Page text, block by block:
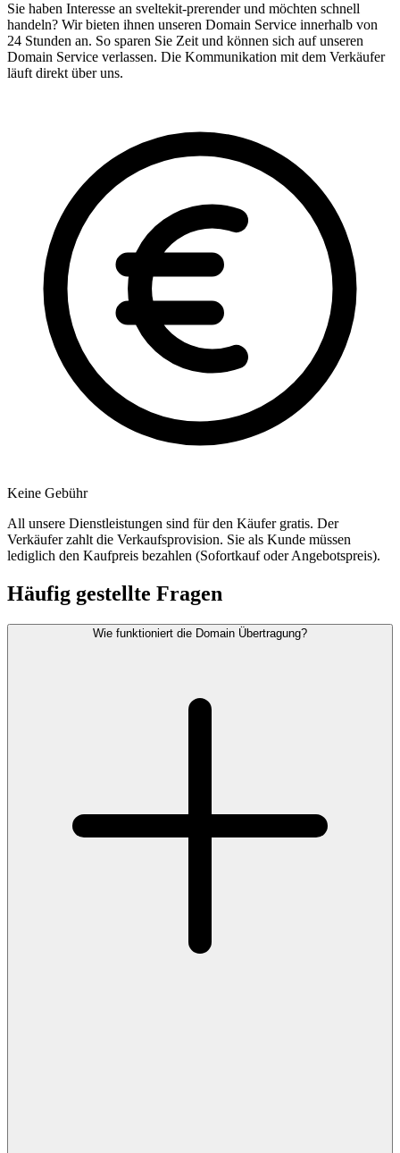
Sie haben Interesse an sveltekit-prerender und möchten schnell
handeln? Wir bieten ihnen unseren Domain Service innerhalb von
24 Stunden an. So sparen Sie Zeit und können sich auf unseren
Domain Service verlassen. Die Kommunikation mit dem Verkäufer
läuft direkt über uns.
Keine Gebühr
All unsere Dienstleistungen sind für den Käufer gratis. Der
Verkäufer zahlt die Verkaufsprovision. Sie als Kunde müssen
lediglich den Kaufpreis bezahlen (Sofortkauf oder Angebotspreis).
Häufig gestellte Fragen
Wie funktioniert die Domain Übertragung?